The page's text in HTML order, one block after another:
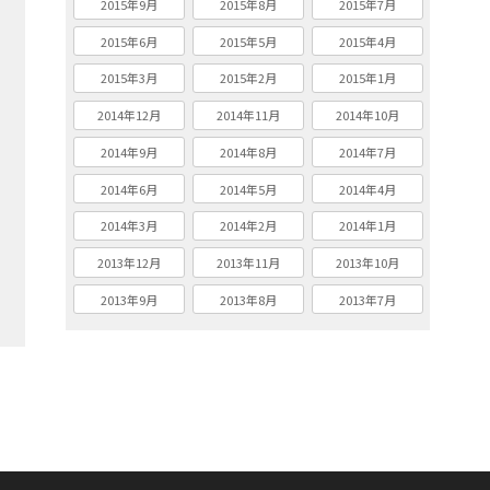
2015年9月 2015年8月 2015年7月
2015年6月 2015年5月 2015年4月
2015年3月 2015年2月 2015年1月
2014年12月 2014年11月 2014年10月
2014年9月 2014年8月 2014年7月
2014年6月 2014年5月 2014年4月
2014年3月 2014年2月 2014年1月
2013年12月 2013年11月 2013年10月
2013年9月 2013年8月 2013年7月